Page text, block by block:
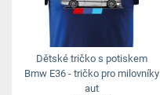
Dětské tričko s potiskem
Bmw E36 - tričko pro milovníky
aut